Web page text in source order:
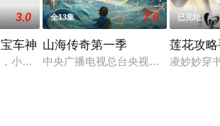
3.0
车神
小咖已经初具小领袖的大将之风，他带领
全13集 7.0
山海传奇第一季
中央广播电视总台央视综合频道策划
已完结
莲花攻
凌妙妙穿